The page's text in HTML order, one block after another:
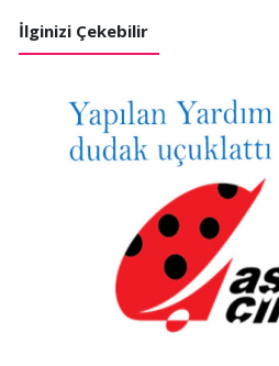
İlginizi Çekebilir